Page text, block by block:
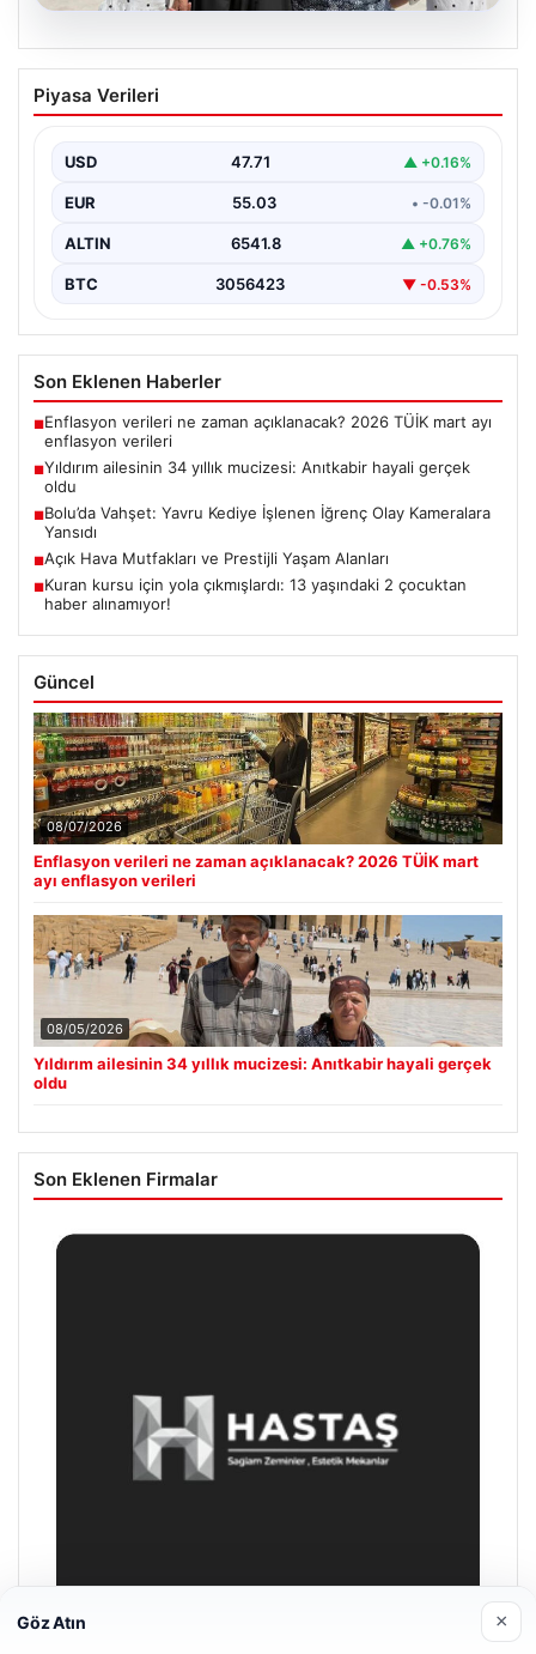
05.08.2026
Yıldırım ailesinin 34 yıllık mucizesi:
Anıtkabir hayali gerçek oldu
Zeynep Yıldırım (59), tam 34 yıl boyunca…
Piyasa Verileri
USD 47.71 ▲ +0.16%
EUR 55.03 • -0.01%
ALTIN 6541.8 ▲ +0.76%
BTC 3056423 ▼ -0.53%
Son Eklenen Haberler
■Enflasyon verileri ne zaman açıklanacak? 2026 TÜİK mart ayı
enflasyon verileri
■Yıldırım ailesinin 34 yıllık mucizesi: Anıtkabir hayali gerçek
oldu
■Bolu’da Vahşet: Yavru Kediye İşlenen İğrenç Olay Kameralara
Yansıdı
■Açık Hava Mutfakları ve Prestijli Yaşam Alanları
■Kuran kursu için yola çıkmışlardı: 13 yaşındaki 2 çocuktan
haber alınamıyor!
Güncel
08/07/2026
Enflasyon verileri ne zaman açıklanacak? 2026 TÜİK mart
ayı enflasyon verileri
08/05/2026
Yıldırım ailesinin 34 yıllık mucizesi: Anıtkabir hayali gerçek
oldu
Son Eklenen Firmalar
Göz Atın ×